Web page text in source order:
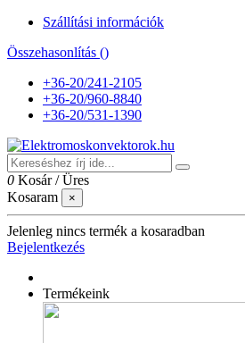
Szállítási információk
Összehasonlítás ()
+36-20/241-2105
+36-20/960-8840
+36-20/531-1390
0 Kosár /Üres
Kosaram
×
Jelenleg nincs termék a kosaradban
Bejelentkezés
Termékeink